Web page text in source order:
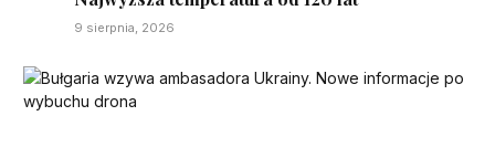
9 sierpnia, 2026